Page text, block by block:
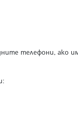
телефони, ако